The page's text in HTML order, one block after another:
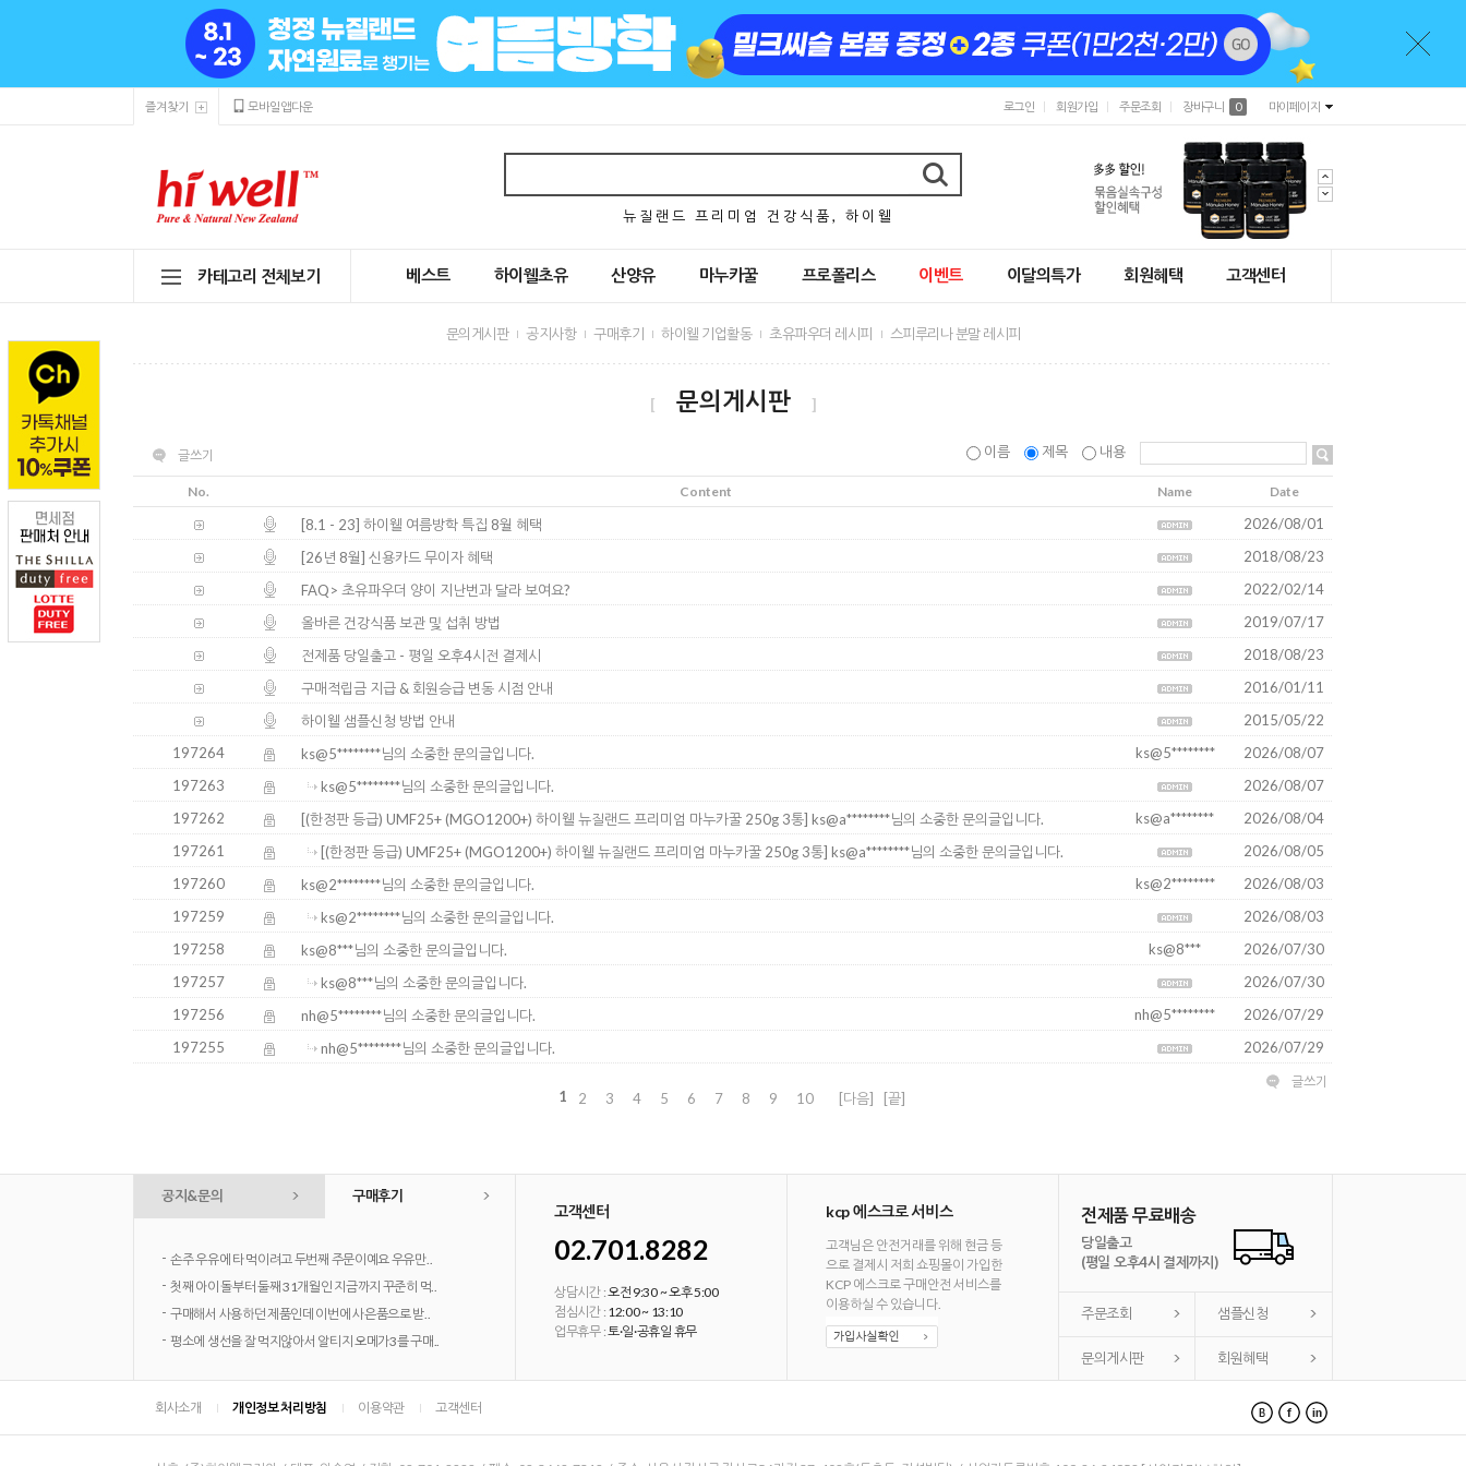
즐겨찾기 모바일앱다운 로그인 회원가입 주문조회 장바구니 0 마이페이지
뉴 질 랜 드 프 리 미 엄 건 강 식 품 , 하 이 웰
카테고리 전체보기 베스트 하이웰초유 산양유 마누카꿀 프로폴리스 이벤트 이달의특가 회원혜택 고객센터
문의게시판 공지사항 구매후기 하이웰 기업활동 초유파우더 레시피 스피루리나 분말 레시피
[ 문의게시판 ]
글쓰기 이름 제목 내용
No. Content Name Date
[8.1 - 23] 하이웰 여름방학 특집 8월 혜택
2026/08/01
[26년 8월] 신용카드 무이자 혜택
2018/08/23
FAQ> 초유파우더 양이 지난번과 달라 보여요?
2022/02/14
올바른 건강식품 보관 및 섭취 방법
2019/07/17
전제품 당일출고 - 평일 오후4시전 결제시
2018/08/23
구매적립금 지급 & 회원승급 변동 시점 안내
2016/01/11
하이웰 샘플신청 방법 안내
2015/05/22
197264
ks@5********님의 소중한 문의글입니다. ks@5********
2026/08/07
197263
ks@5********님의 소중한 문의글입니다.
2026/08/07
197262
[(한정판 등급) UMF25+ (MGO1200+) 하이웰 뉴질랜드 프리미엄 마누카꿀 250g 3통] ks@a********님의 소중한 문의글입니다. ks@a********
2026/08/04
197261
[(한정판 등급) UMF25+ (MGO1200+) 하이웰 뉴질랜드 프리미엄 마누카꿀 250g 3통] ks@a********님의 소중한 문의글입니다.
2026/08/05
197260
ks@2********님의 소중한 문의글입니다. ks@2********
2026/08/03
197259
ks@2********님의 소중한 문의글입니다.
2026/08/03
197258
ks@8***님의 소중한 문의글입니다. ks@8***
2026/07/30
197257
ks@8***님의 소중한 문의글입니다.
2026/07/30
197256
nh@5********님의 소중한 문의글입니다. nh@5********
2026/07/29
197255
nh@5********님의 소중한 문의글입니다. 2026/07/29
글쓰기
1 2 3 4 5 6 7 8 9 10 [다음] [끝]
공지&문의 구매후기
- 손주 우유에 타 먹이려고 두번째 주문이예요 우유만..
- 첫째 아이 돌부터 둘째 31개월인 지금까지 꾸준히 먹..
- 구매해서 사용하던 제품인데 이번에 사은품으로 받..
- 평소에 생선을 잘 먹지않아서 알티지 오메가3를 구매..
고객센터
02.701.8282
상담시간 :오전 9:30 ~ 오후 5:00
점심시간 : 12:00 ~ 13:10
업무휴무 :토·일·공휴일 휴무
kcp 에스크로 서비스
고객님은 안전거래를 위해 현금 등
으로 결제시 저희 쇼핑몰이 가입한
KCP 에스크로 구매안전 서비스를
이용하실 수 있습니다.
전제품 무료배송
당일출고
(평일 오후4시 결제까지)
주문조회 샘플신청
문의게시판 회원혜택
회사소개 개인정보 처리방침 이용약관 고객센터